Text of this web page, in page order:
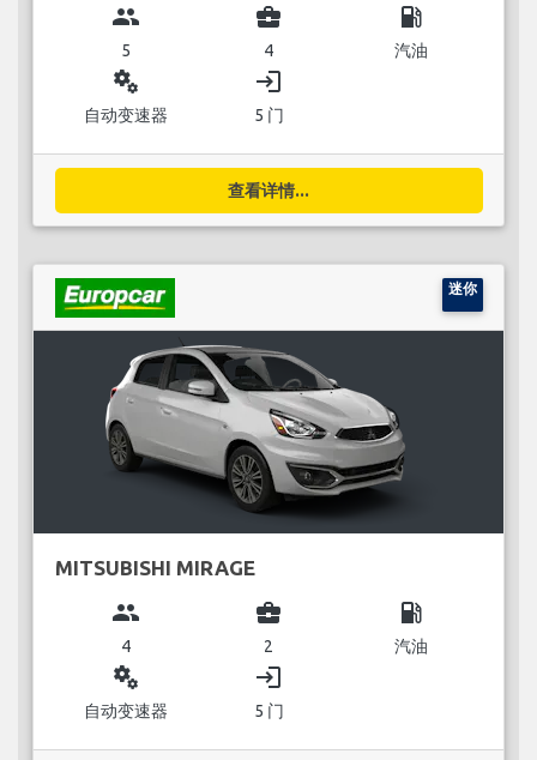
group
5
business_center
4
local_gas_station
汽油
miscellaneous_services
自动变速器
login
5 门
查看详情...
迷你
MITSUBISHI MIRAGE
group
4
business_center
2
local_gas_station
汽油
miscellaneous_services
自动变速器
login
5 门